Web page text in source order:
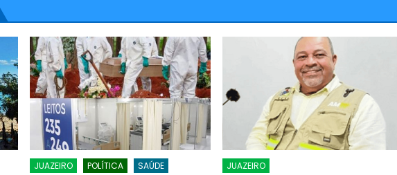
JUAZEIRO POLÍTICA SAÚDE JUAZEIRO